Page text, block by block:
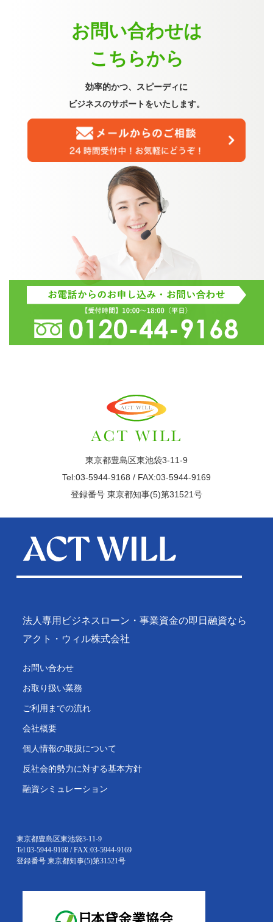
お問い合わせは
こちらから
効率的かつ、スピーディに
ビジネスのサポートをいたします。
東京都豊島区東池袋3-11-9
Tel:03-5944-9168 / FAX:03-5944-9169
登録番号 東京都知事(5)第31521号
法人専用ビジネスローン・事業資金の即日融資なら
アクト・ウィル株式会社
お問い合わせ
お取り扱い業務
ご利用までの流れ
会社概要
個人情報の取扱について
反社会的勢力に対する基本方針
融資シミュレーション
東京都豊島区東池袋3-11-9
Tel:03-5944-9168 / FAX:03-5944-9169
登録番号 東京都知事(5)第31521号